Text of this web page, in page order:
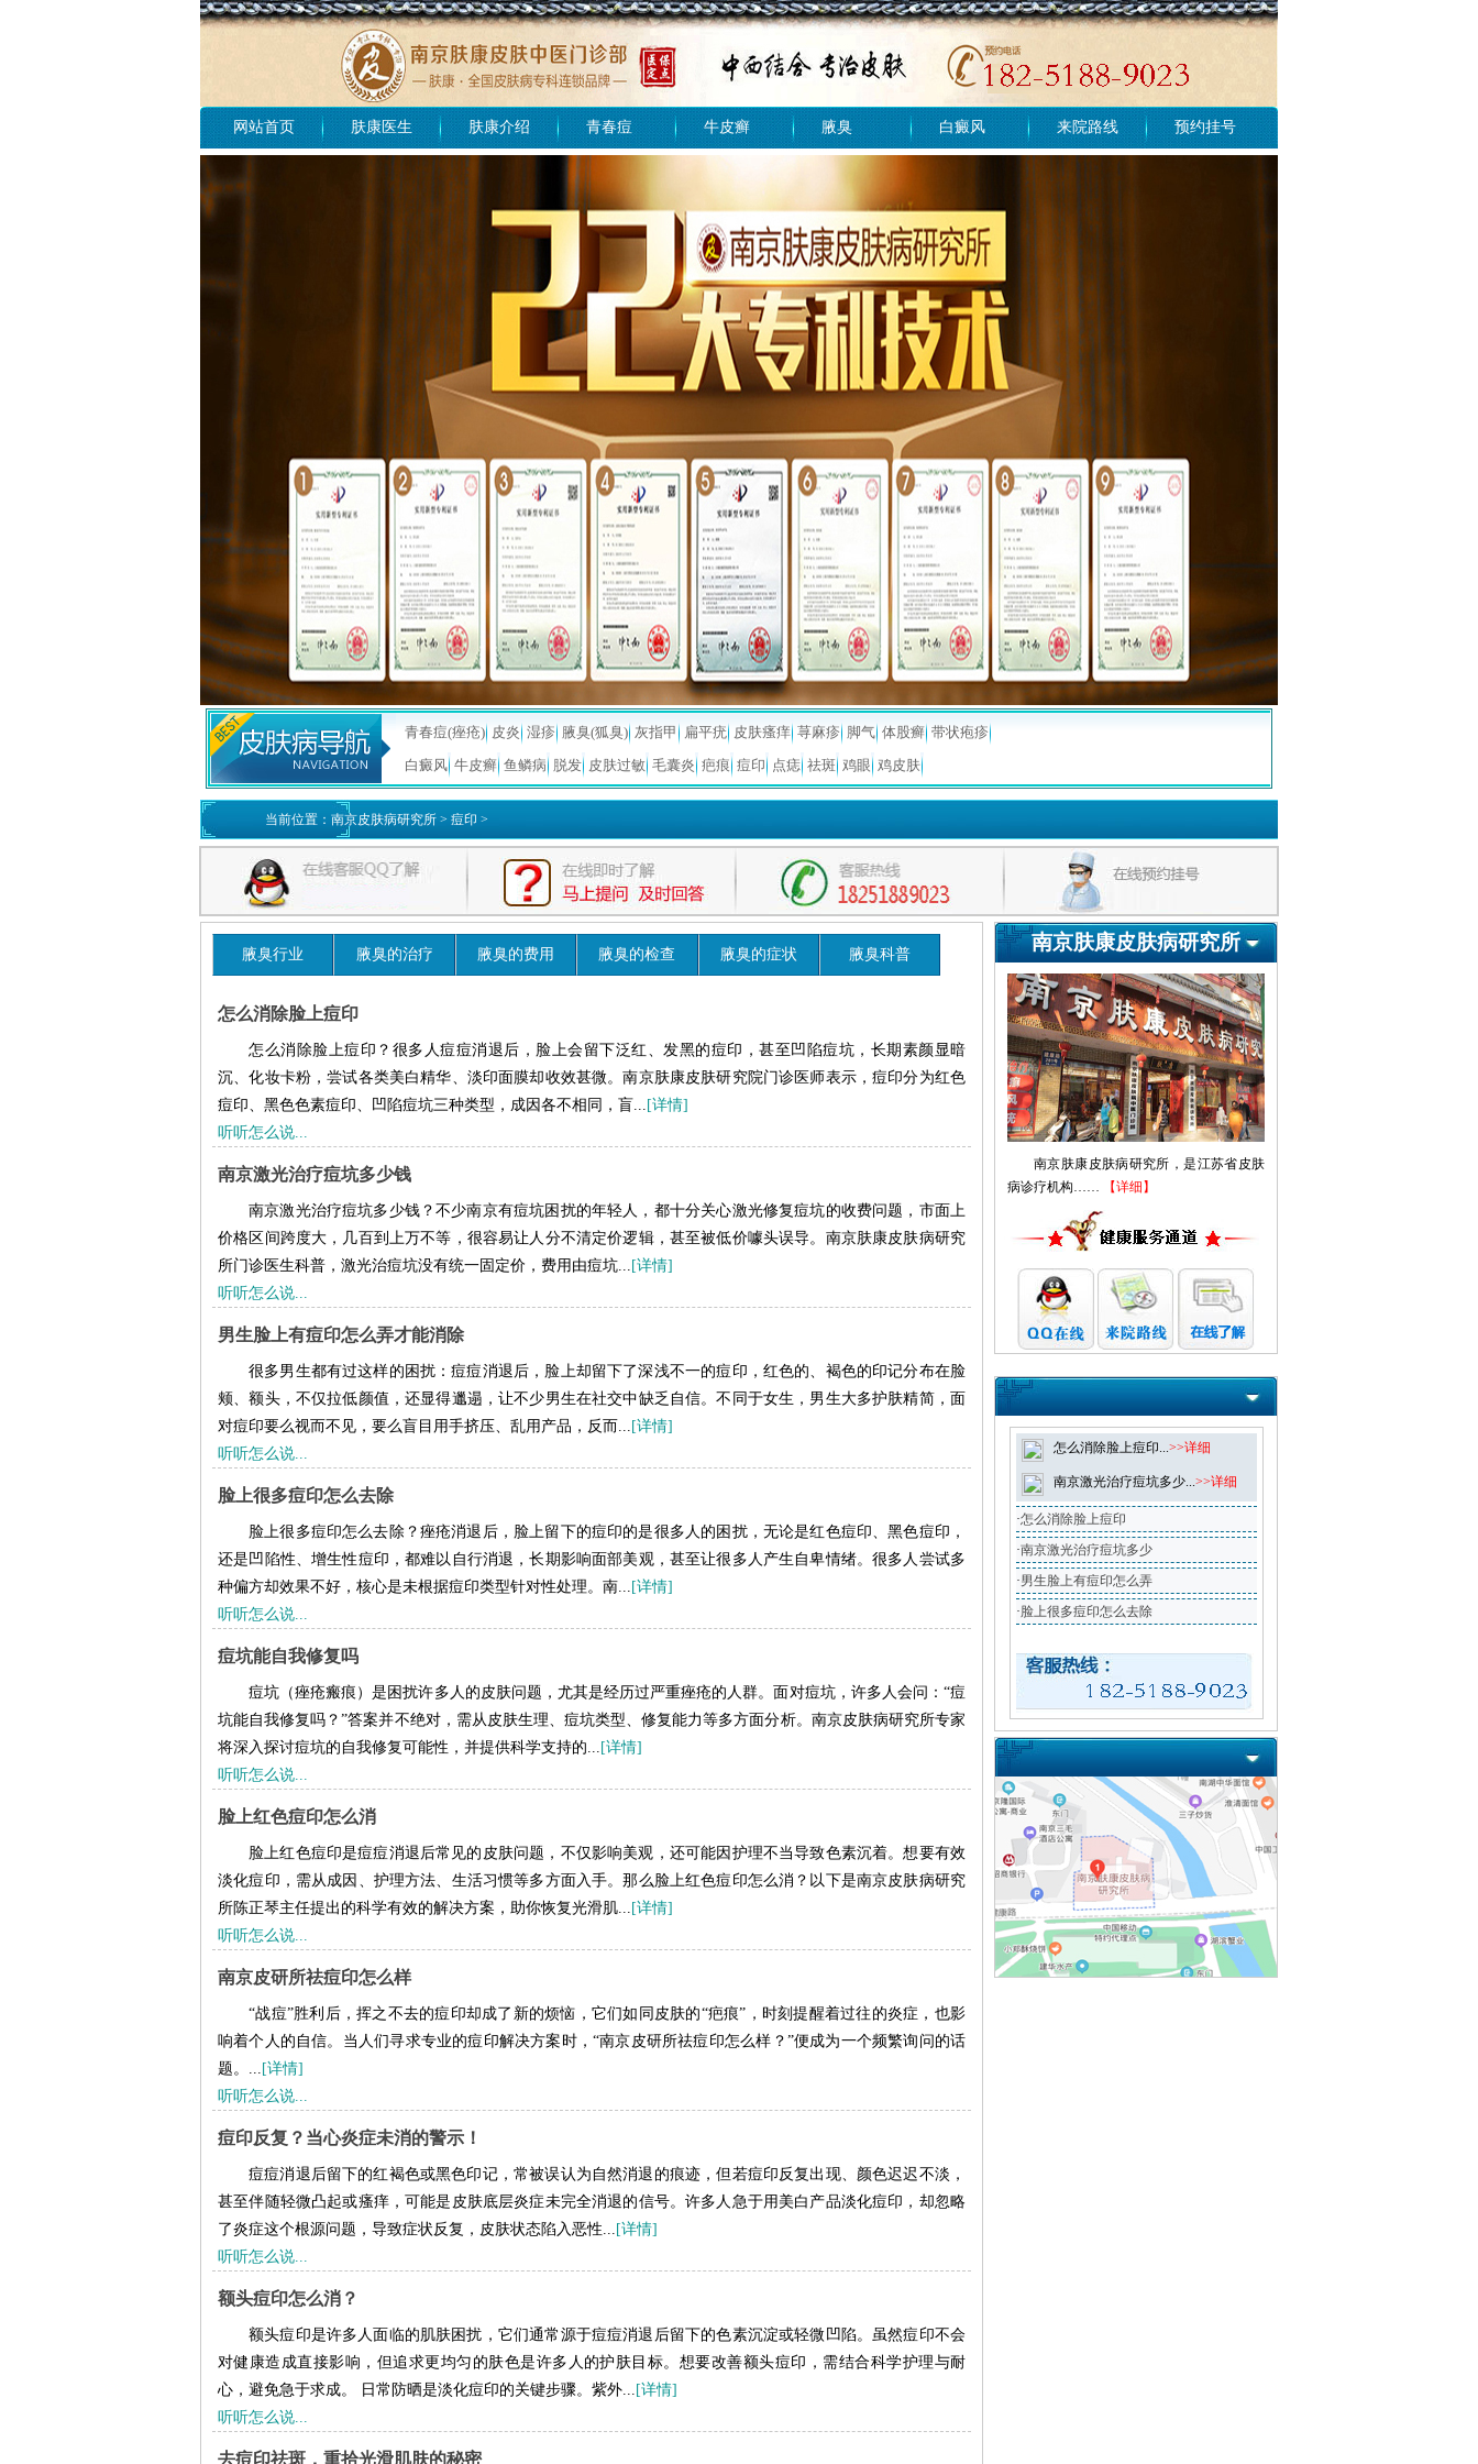
网站首页 肤康医生 肤康介绍 青春痘 牛皮癣 腋臭 白癜风 来院路线 预约挂号
青春痘(痤疮) 皮炎 湿疹 腋臭(狐臭) 灰指甲 扁平疣 皮肤瘙痒 荨麻疹 脚气 体股癣 带状疱疹
白癜风 牛皮癣 鱼鳞病 脱发 皮肤过敏 毛囊炎 疤痕 痘印 点痣 祛斑 鸡眼 鸡皮肤
当前位置： 南京皮肤病研究所 > 痘印 >
腋臭行业 腋臭的治疗 腋臭的费用 腋臭的检查 腋臭的症状 腋臭科普
怎么消除脸上痘印
怎么消除脸上痘印？很多人痘痘消退后，脸上会留下泛红、发黑的痘印，甚至凹陷痘坑，长期素颜显暗
沉、化妆卡粉，尝试各类美白精华、淡印面膜却收效甚微。南京肤康皮肤研究院门诊医师表示，痘印分为红色
痘印、黑色色素痘印、凹陷痘坑三种类型，成因各不相同，盲... [详情]
听听怎么说...
南京激光治疗痘坑多少钱
南京激光治疗痘坑多少钱？不少南京有痘坑困扰的年轻人，都十分关心激光修复痘坑的收费问题，市面上
价格区间跨度大，几百到上万不等，很容易让人分不清定价逻辑，甚至被低价噱头误导。南京肤康皮肤病研究
所门诊医生科普，激光治痘坑没有统一固定价，费用由痘坑... [详情]
听听怎么说...
男生脸上有痘印怎么弄才能消除
很多男生都有过这样的困扰：痘痘消退后，脸上却留下了深浅不一的痘印，红色的、褐色的印记分布在脸
颊、额头，不仅拉低颜值，还显得邋遢，让不少男生在社交中缺乏自信。不同于女生，男生大多护肤精简，面
对痘印要么视而不见，要么盲目用手挤压、乱用产品，反而... [详情]
听听怎么说...
脸上很多痘印怎么去除
脸上很多痘印怎么去除？痤疮消退后，脸上留下的痘印的是很多人的困扰，无论是红色痘印、黑色痘印，
还是凹陷性、增生性痘印，都难以自行消退，长期影响面部美观，甚至让很多人产生自卑情绪。很多人尝试多
种偏方却效果不好，核心是未根据痘印类型针对性处理。南... [详情]
听听怎么说...
痘坑能自我修复吗
痘坑（痤疮瘢痕）是困扰许多人的皮肤问题，尤其是经历过严重痤疮的人群。面对痘坑，许多人会问：“痘
坑能自我修复吗？”答案并不绝对，需从皮肤生理、痘坑类型、修复能力等多方面分析。南京皮肤病研究所专家
将深入探讨痘坑的自我修复可能性，并提供科学支持的... [详情]
听听怎么说...
脸上红色痘印怎么消
脸上红色痘印是痘痘消退后常见的皮肤问题，不仅影响美观，还可能因护理不当导致色素沉着。想要有效
淡化痘印，需从成因、护理方法、生活习惯等多方面入手。那么脸上红色痘印怎么消？以下是南京皮肤病研究
所陈正琴主任提出的科学有效的解决方案，助你恢复光滑肌... [详情]
听听怎么说...
南京皮研所祛痘印怎么样
“战痘”胜利后，挥之不去的痘印却成了新的烦恼，它们如同皮肤的“疤痕”，时刻提醒着过往的炎症，也影
响着个人的自信。当人们寻求专业的痘印解决方案时，“南京皮研所祛痘印怎么样？”便成为一个频繁询问的话
题。... [详情]
听听怎么说...
痘印反复？当心炎症未消的警示！
痘痘消退后留下的红褐色或黑色印记，常被误认为自然消退的痕迹，但若痘印反复出现、颜色迟迟不淡，
甚至伴随轻微凸起或瘙痒，可能是皮肤底层炎症未完全消退的信号。许多人急于用美白产品淡化痘印，却忽略
了炎症这个根源问题，导致症状反复，皮肤状态陷入恶性... [详情]
听听怎么说...
额头痘印怎么消？
额头痘印是许多人面临的肌肤困扰，它们通常源于痘痘消退后留下的色素沉淀或轻微凹陷。虽然痘印不会
对健康造成直接影响，但追求更均匀的肤色是许多人的护肤目标。想要改善额头痘印，需结合科学护理与耐
心，避免急于求成。 日常防晒是淡化痘印的关键步骤。紫外... [详情]
听听怎么说...
去痘印祛斑，重拾光滑肌肤的秘密
南京肤康皮肤病研究所
南京肤康皮肤病研究所，是江苏省皮肤
病诊疗机构……
【详细】
怎么消除脸上痘印...>>详细
南京激光治疗痘坑多少...>>详细
·怎么消除脸上痘印
·南京激光治疗痘坑多少
·男生脸上有痘印怎么弄
·脸上很多痘印怎么去除